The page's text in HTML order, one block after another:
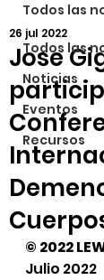
Todos las
Noticias
Eventos
Recursos
Todos las
Jose
26 jul 2022
© 2022
Julio 2022